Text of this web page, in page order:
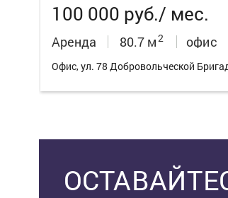
100 000 руб./ мес.
Аренда 80.7 м2 офис
Офис, ул. 78 Добровольческой